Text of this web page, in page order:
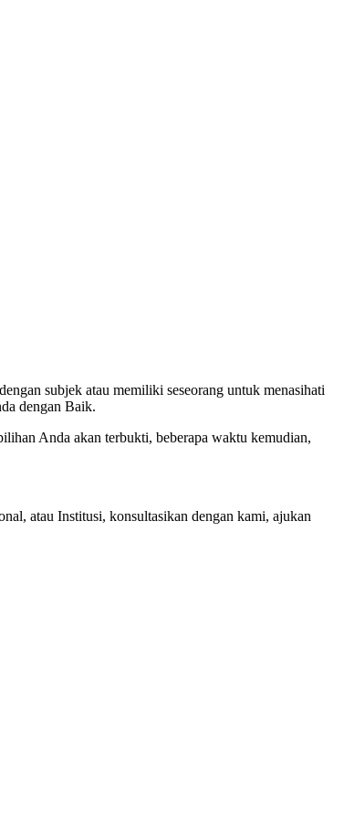
subjek atau memiliki seseorang untuk menasihati
dengan Baik.
Anda akan terbukti, beberapa waktu kemudian,
atau Institusi, konsultasikan dengan kami, ajukan